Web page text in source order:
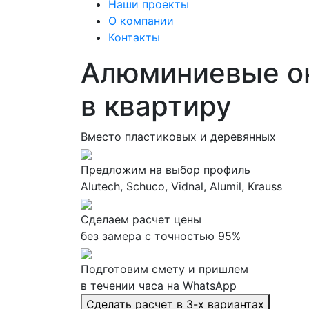
Наши проекты
О компании
Контакты
Алюминиевые
в квартиру
Вместо пластиковых и деревянных
Предложим на выбор профиль
Alutech, Schuco, Vidnal, Alumil, Krauss
Сделаем расчет цены
без замера с точностью 95%
Подготовим смету и пришлем
в течении часа на WhatsApp
Сделать расчет в 3-х вариантах